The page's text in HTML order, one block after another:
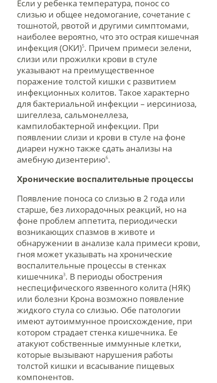
Если у ребенка температура, понос со
слизью и общее недомогание, сочетание с
тошнотой, рвотой и другими симптомами,
наиболее вероятно, что это острая кишечная
инфекция (ОКИ)5. Причем примеси зелени,
слизи или прожилки крови в стуле
указывают на преимущественное
поражение толстой кишки с развитием
инфекционных колитов. Такое характерно
для бактериальной инфекции – иерсиниоза,
шигеллеза, сальмонеллеза,
кампилобактерной инфекции. При
появлении слизи и крови в стуле на фоне
диареи нужно также сдать анализы на
амебную дизентерию6.
Хронические воспалительные процессы
Появление поноса со слизью в 2 года или
старше, без лихорадочных реакций, но на
фоне проблем аппетита, периодически
возникающих спазмов в животе и
обнаружении в анализе кала примеси крови,
гноя может указывать на хронические
воспалительные процессы в стенках
кишечника3. В периоды обострения
неспецифического язвенного колита (НЯК)
или болезни Крона возможно появление
жидкого стула со слизью. Обе патологии
имеют аутоиммунное происхождение, при
котором страдает стенка кишечника. Ее
атакуют собственные иммунные клетки,
которые вызывают нарушения работы
толстой кишки и всасывание пищевых
компонентов.